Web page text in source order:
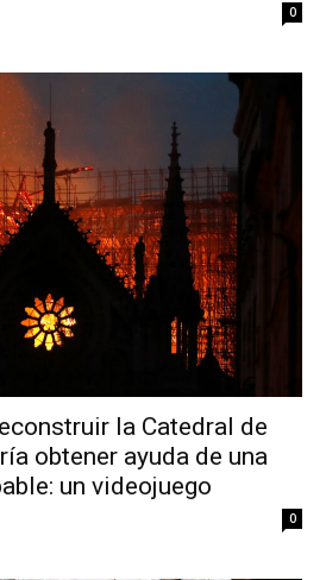
0
la Catedral de
obtener ayuda de una
un videojuego
0